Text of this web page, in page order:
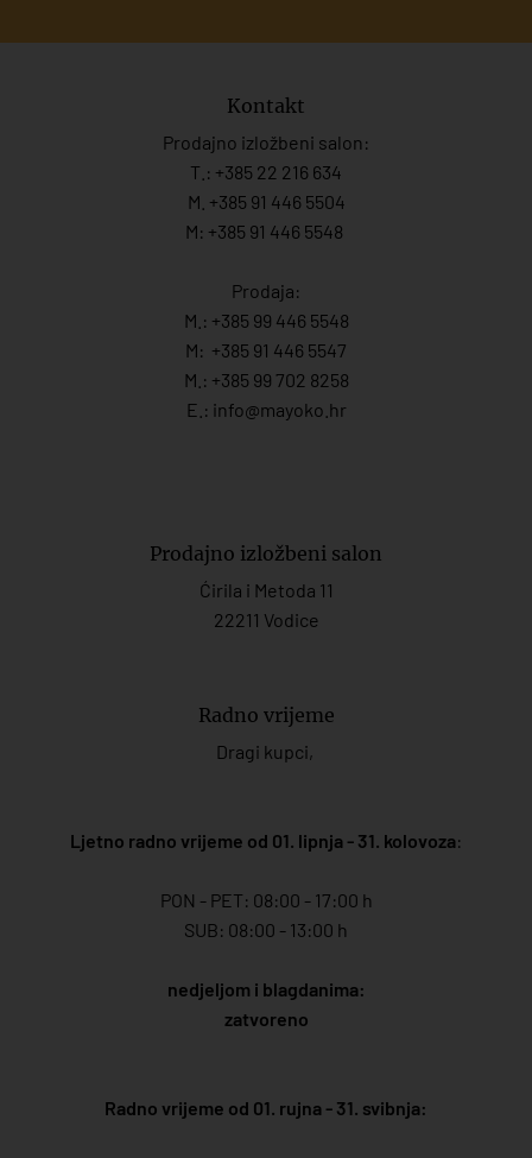
Kontakt
Prodajno izložbeni salon:
T.: +385 22 216 634
M. +385 91 446 5504
M: +385 91 446 5548
Prodaja:
M.: +385 99 446 5548
M: +385 91 446 5547
M.: +385 99 702 8258
E.: info@mayoko. hr
Prodajno izložbeni salon
Ćirila i Metoda 11
22211 Vodice
Radno vrijeme
Dragi kupci,
Ljetno radno vrijeme od 01. lipnja - 31. kolovoza:
PON - PET: 08:00 - 17:00 h
SUB: 08:00 - 13:00 h
nedjeljom i blagdanima:
zatvoreno
Radno vrijeme od 01. rujna - 31. svibnja: